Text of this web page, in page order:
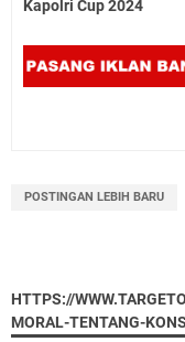
Kapolri Cup 2024
POSTINGAN LEBIH BARU
HTTPS://
MORAL-TENTANG-